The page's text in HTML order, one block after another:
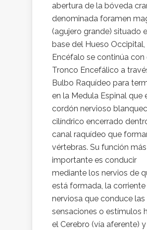
abertura de la bóveda
denominada foramen
(agujero grande) situado
base del Hueso Occipital,
Encéfalo se continúa con
Tronco Encefálico a
Bulbo Raquídeo para
en la Medula Espinal que
cordón nervioso
cilíndrico encerrado
canal raquídeo que
vértebras. Su función más
importante es conducir
mediante los nervios de
está formada, la corriente
nerviosa que conduce las
sensaciones o estímulos
el Cerebro (vía aferente)